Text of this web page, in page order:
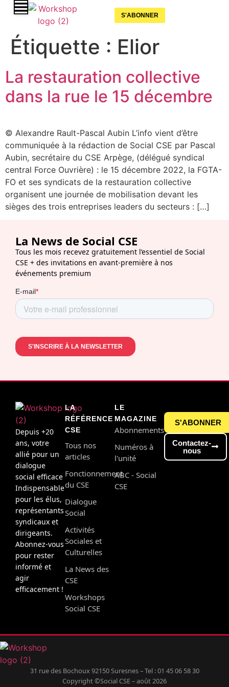
S'ABONNER
Étiquette : Elior
La restauration collective
dans la rue le 15 décembre
© Alexandre Rault-Pascal Aubin L’info vient d’être
communiquée à la rédaction de Social CSE par Pascal
Aubin, secrétaire du CSE Arpège, (délégué syndical
central Force Ouvrière) : le 15 décembre 2022, la FGTA-
FO et ses syndicats de la restauration collective
organisent une journée de mobilisation devant les
sièges des trois entreprises leaders du secteurs : […]
La News de Social CSE
Tous les mois recevez gratuitement l’essentiel de Social
CSE + des invitations en avant-première à nos
événements premium
Depuis +20
ans, votre
allié pour un
dialogue
social efficace
Indispensable
pour les élus,
représentants
syndicaux et
dirigeants.
Abonnez-vous
pour rester
informé et
agir
efficacement !
LA
RÉFÉRENCE
CSE
Tous nos
articles
Fonctionnement
du CSE
Dialogue
Social
Activités
Sociales et
Culturelles
La News des
CSE
Workshops
Social CSE
LE
MAGAZINE
Abonnements
Numéros à
l'unité
ABC - Social
CSE
S'ABONNER
Contactez-
nous
31 rue des Bochoux 92150 Suresnes – Tel : 01 45 06 58 30
Copyright ©Social CSE – août 2026